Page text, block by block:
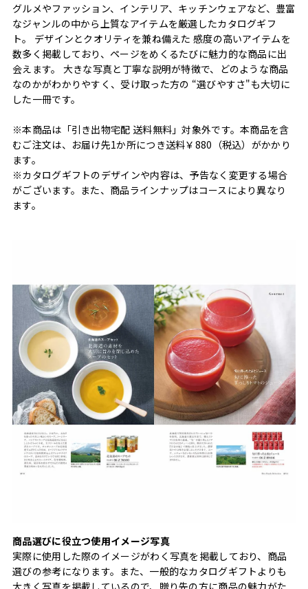
グルメやファッション、インテリア、キッチンウェアなど、豊富
なジャンルの中から上質なアイテムを厳選したカタログギフ
ト。 デザインとクオリティを兼ね備えた 感度の高いアイテムを
数多く掲載しており、ページをめくるたびに魅力的な商品に出
会えます。 大きな写真と丁寧な説明が特徴で、どのような商品
なのかがわかりやすく、受け取った方の “選びやすさ"も大切に
した一冊です。
※本商品は「引き出物宅配 送料無料」対象外です。本商品を含
むご注文は、お届け先1か所につき送料￥880（税込）がかかり
ます。
※カタログギフトのデザインや内容は、予告なく変更する場合
がございます。また、商品ラインナップはコースにより異なり
ます。
商品選びに役立つ使用イメージ写真
実際に使用した際のイメージがわく写真を掲載しており、商品
選びの参考になります。また、一般的なカタログギフトよりも